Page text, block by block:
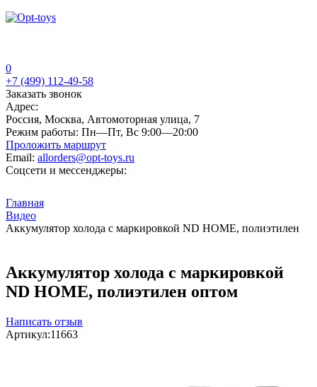
0
+7 (499) 112-49-58
Заказать звонок
Адрес:
Россия, Москва, Автомоторная улица, 7
Режим работы: Пн—Пт, Вс 9:00—20:00
Проложить маршрут
Email: allorders@opt-toys.ru
Соцсети и мессенджеры:
Главная
Видео
Аккумулятор холода с маркировкой ND HOME, полиэтилен
Аккумулятор холода с маркировкой
ND HOME, полиэтилен оптом
Написать отзыв
Артикул:11663